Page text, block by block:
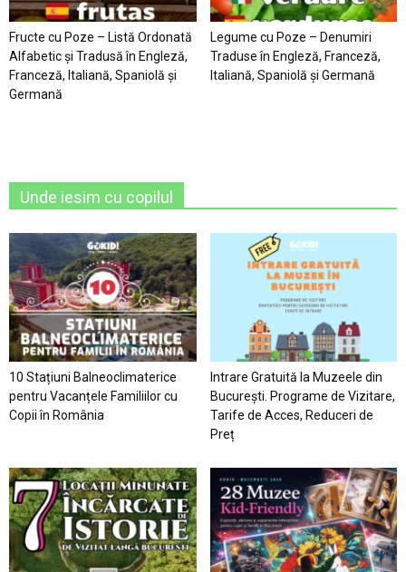
Fructe cu Poze – Listă Ordonată
Alfabetic şi Tradusă în Engleză,
Franceză, Italiană, Spaniolă şi
Germană
Legume cu Poze – Denumiri
Traduse în Engleză, Franceză,
Italiană, Spaniolă şi Germană
Unde iesim cu copilul
10 Stațiuni Balneoclimaterice
pentru Vacanțele Familiilor cu
Copii în România
Intrare Gratuită la Muzeele din
București. Programe de Vizitare,
Tarife de Acces, Reduceri de
Preț